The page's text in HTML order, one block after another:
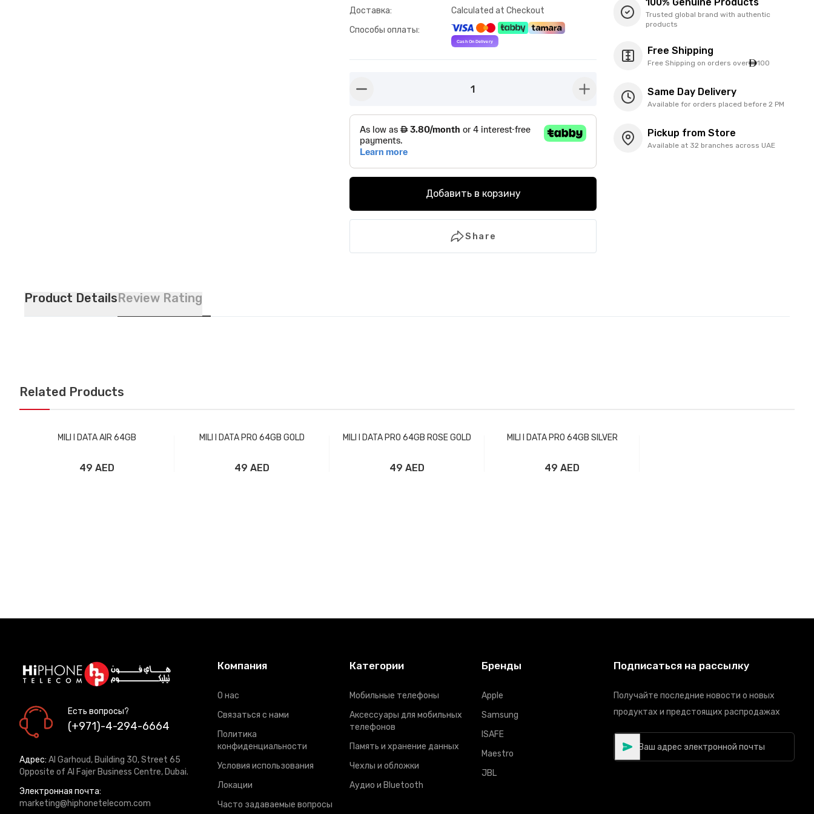
Доставка:
Calculated at Checkout
Способы оплаты:
1 button-plus
Добавить в корзину
Share
Trusted global brand with authentic
products
Free Shipping
Free Shipping on orders over 100
Same Day Delivery
Available for orders placed before 2 PM
Pickup from Store
Available at 32 branches across UAE
Product DetailsReview Rating
Related Products
MILI I DATA AIR 64GB
49 AED
MILI I DATA PRO 64GB GOLD
49 AED
MILI I DATA PRO 64GB ROSE GOLD
49 AED
MILI I DATA PRO 64GB SILVER
49 AED
Есть вопросы?
(+971)-4-294-6664
Адрес: Al Garhoud, Building 30, Street 65
Opposite of Al Fajer Business Centre, Dubai.
Электронная почта:
marketing@hiphonetelecom.com
Компания
О нас
Связаться с нами
Политика
конфиденциальности
Условия использования
Локации
Часто задаваемые вопросы
Категории
Мобильные телефоны
Аксессуары для мобильных
телефонов
Память и хранение данных
Чехлы и обложки
Аудио и Bluetooth
Бренды
Apple
Samsung
ISAFE
Maestro
JBL
Подписаться на рассылку
Получайте последние новости о новых
продуктах и предстоящих распродажах